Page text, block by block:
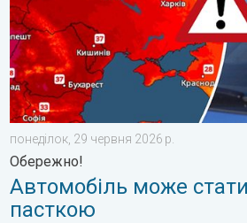
понеділок, 29 червня 2026 р.
Обережно!
Автомобіль може
пасткою